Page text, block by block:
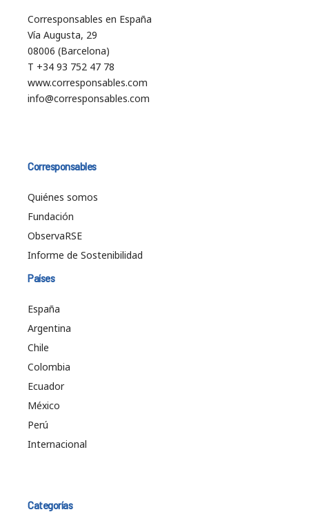
Corresponsables en España
Vía Augusta, 29
08006 (Barcelona)
T +34 93 752 47 78
www.corresponsables.com
info@corresponsables.com
Corresponsables
Quiénes somos
Fundación
ObservaRSE
Informe de Sostenibilidad
Países
España
Argentina
Chile
Colombia
Ecuador
México
Perú
Internacional
Categorías